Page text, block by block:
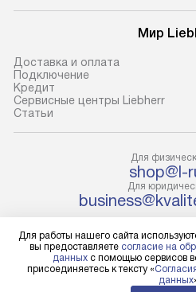
условия доставки у
В оговоренный день служба
доставки доставит
прибор до подъезда. Если
требуется переместить
установки, пожалуйста,
предварительно уточните это
с менеджером. За данную
Учитывайте габариты
они не позволяют пронести
через дверной проем,
Мир
Доставка и оплата
Подключение
Кредит
Сервисные центры Liebherr
Cтатьи
Для
shop@l-
Для
НАПИСАТЬ
Политика
Для работы нашего сайта
вы предоставляете согласие на
данных с помощью сервисов
присоединяетесь к тексту «
данных